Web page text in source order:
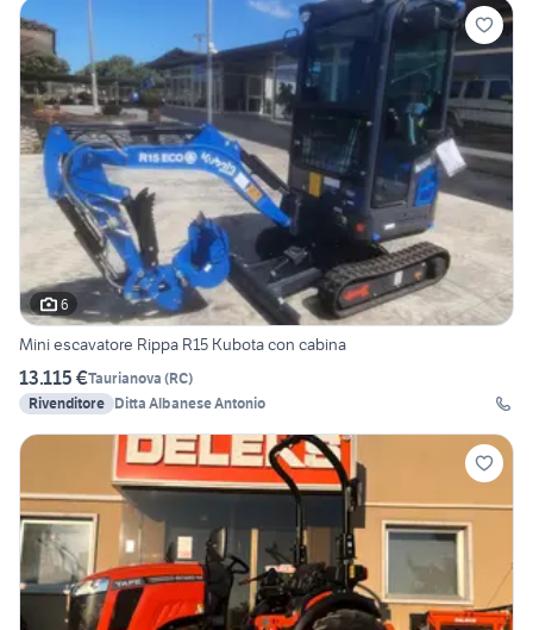
6
Mini escavatore Rippa R15 Kubota con cabina
13.115 €Taurianova (RC)
Rivenditore Ditta Albanese Antonio